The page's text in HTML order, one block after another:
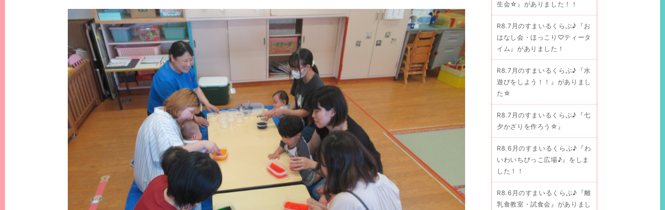
生会☆』がありました！！
R8.7月のすまいるくらぶ♪『お
はなし会・ほっこり♡ティータ
イム』がありました！
R8.7月のすまいるくらぶ♪『水
遊びをしよう！！』がありまし
た☆
R8.7月のすまいるくらぶ♪『七
夕かざりを作ろう☆』
R8.6月のすまいるくらぶ♪『わ
いわいちびっこ広場♪』をしま
した！！
R8.6月のすまいるくらぶ♪『離
乳食教室・試食会』がありまし